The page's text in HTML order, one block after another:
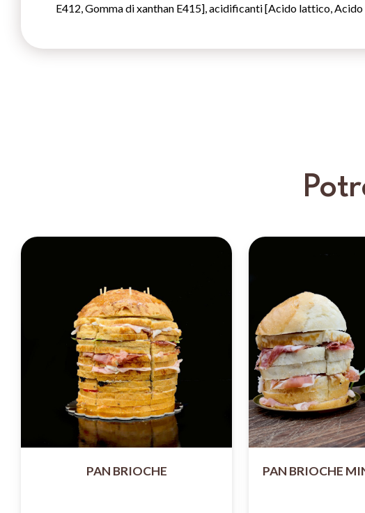
E412, Gomma di xanthan E415], acidificanti [Acido lattico,
PAN BRIOCHE PAN BRIOCHE